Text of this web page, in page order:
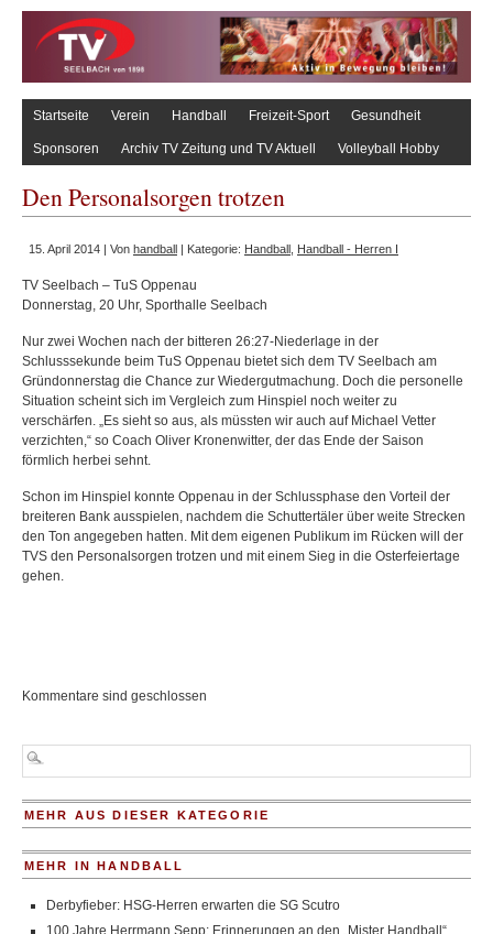
Startseite Verein Handball Freizeit-Sport Gesundheit
Sponsoren Archiv TV Zeitung und TV Aktuell Volleyball Hobby
Den Personalsorgen trotzen
15. April 2014 | Von handball | Kategorie: Handball Handball - Herren I
TV Seelbach – TuS Oppenau
Donnerstag, 20 Uhr, Sporthalle Seelbach
Nur zwei Wochen nach der bitteren 26:27-Niederlage in der
Schlusssekunde beim TuS Oppenau bietet sich dem TV Seelbach am
Gründonnerstag die Chance zur Wiedergutmachung. Doch die personelle
Situation scheint sich im Vergleich zum Hinspiel noch weiter zu
verschärfen. „Es sieht so aus, als müssten wir auch auf Michael Vetter
verzichten,“ so Coach Oliver Kronenwitter, der das Ende der Saison
förmlich herbei sehnt.
Schon im Hinspiel konnte Oppenau in der Schlussphase den Vorteil der
breiteren Bank ausspielen, nachdem die Schuttertäler über weite Strecken
den Ton angegeben hatten. Mit dem eigenen Publikum im Rücken will der
TVS den Personalsorgen trotzen und mit einem Sieg in die Osterfeiertage
gehen.
Kommentare sind geschlossen
MEHR AUS DIESER KATEGORIE
MEHR IN HANDBALL
Derbyfieber: HSG-Herren erwarten die SG Scutro
100 Jahre Herrmann Sepp: Erinnerungen an den „Mister Handball“